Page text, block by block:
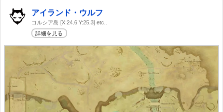
アイランド・ウルフ
コルシア島 [X:24.6 Y:25.3] etc..
詳細を見る